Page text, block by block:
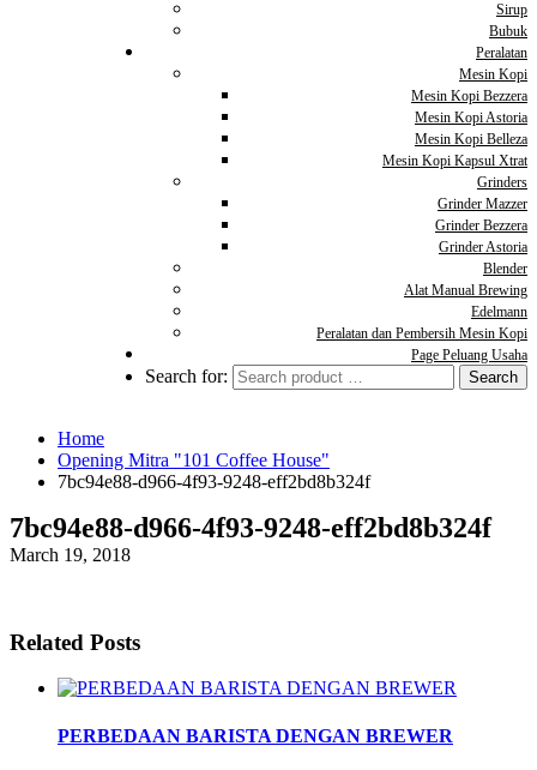
Sirup
Bubuk
Peralatan
Mesin Kopi
Mesin Kopi Bezzera
Mesin Kopi Astoria
Mesin Kopi Belleza
Mesin Kopi Kapsul Xtrat
Grinders
Grinder Mazzer
Grinder Bezzera
Grinder Astoria
Blender
Alat Manual Brewing
Edelmann
Peralatan dan Pembersih Mesin Kopi
Page Peluang Usaha
Search for:
Home
Opening Mitra "101 Coffee House"
7bc94e88-d966-4f93-9248-eff2bd8b324f
7bc94e88-d966-4f93-9248-eff2bd8b324f
March 19, 2018
Related Posts
PERBEDAAN BARISTA DENGAN BREWER